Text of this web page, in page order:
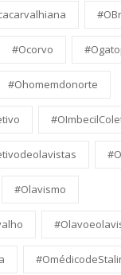
#Ocorvo
#Ohomemdonorte
#Olavismo